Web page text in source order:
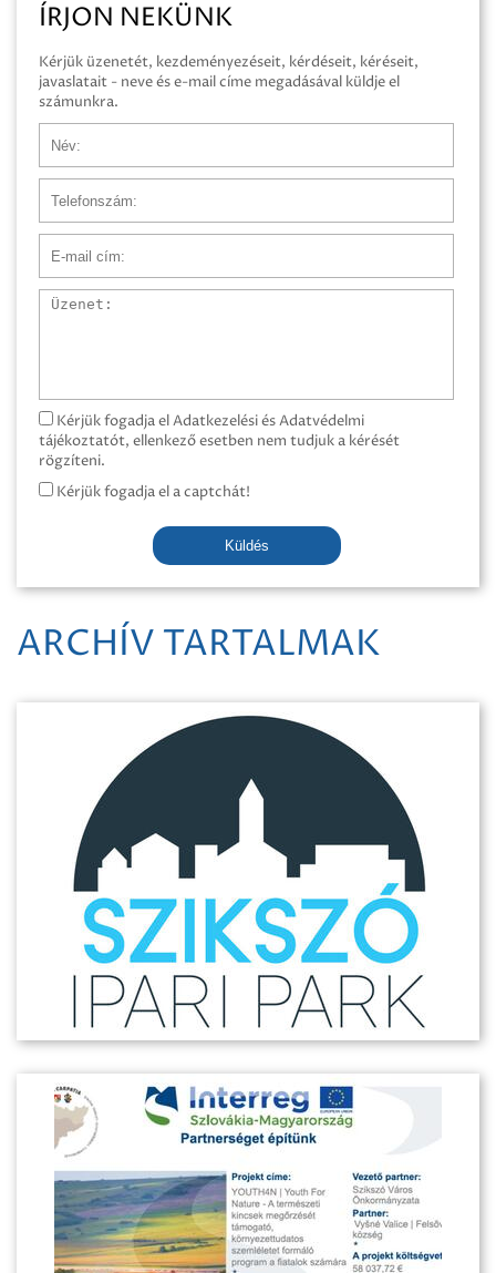
ÍRJON NEKÜNK
Kérjük üzenetét, kezdeményezéseit, kérdéseit, kéréseit,
javaslatait - neve és e-mail címe megadásával küldje el
számunkra.
Üzenet
Kérjük fogadja el Adatkezelési és Adatvédelmi
tájékoztatót, ellenkező esetben nem tudjuk a kérését
rögzíteni.
Kérjük fogadja el a captchát!
Küldés
ARCHÍV TARTALMAK